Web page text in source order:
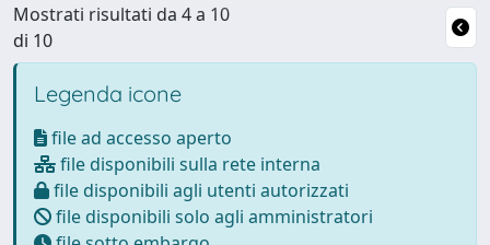
Mostrati risultati da 4 a 10
di 10
Legenda icone
file ad accesso aperto
file disponibili sulla rete interna
file disponibili agli utenti autorizzati
file disponibili solo agli amministratori